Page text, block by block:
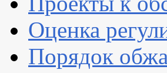
Оценка
Порядок